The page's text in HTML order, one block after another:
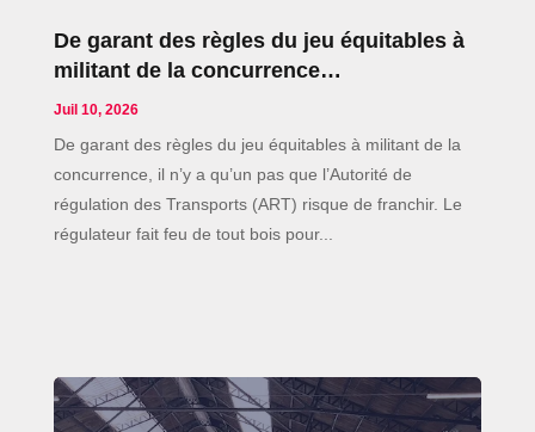
De garant des règles du jeu équitables à
militant de la concurrence…
Juil 10, 2026
De garant des règles du jeu équitables à militant de la
concurrence, il n’y a qu’un pas que l’Autorité de
régulation des Transports (ART) risque de franchir. Le
régulateur fait feu de tout bois pour...